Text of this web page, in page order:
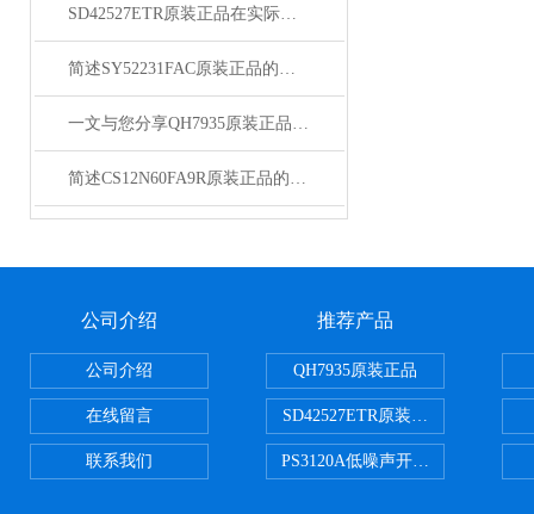
SD42527ETR原装正品在实际应用中的常见问题相应解决方法分享
简述SY52231FAC原装正品的正确安装步骤
一文与您分享QH7935原装正品的正确安装步骤
简述CS12N60FA9R原装正品的常见故障相应解决方法
公司介绍
公司介绍
在线留言
联系我们
推荐产品
QH7935原装正品
SD42527ETR原装正品
PS3120A低噪声开关电容器原装正